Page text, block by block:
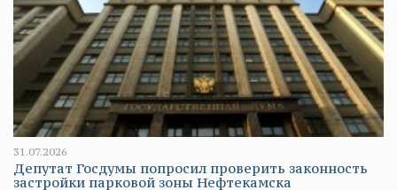
31.07.2026
Депутат Госдумы попросил проверить законность
застройки парковой зоны Нефтекамска